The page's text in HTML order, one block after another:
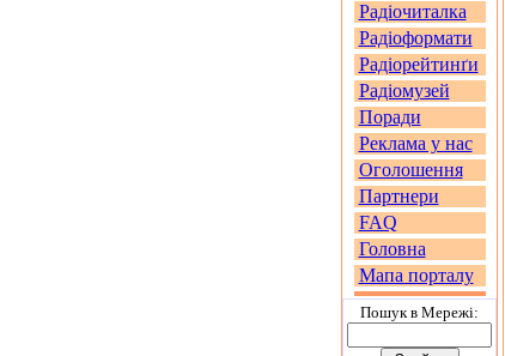
Радіочиталка
Радіоформати
Радіорейтинґи
Радіомузей
Поради
Реклама у нас
Оголошення
Партнери
FAQ
Головна
Мапа порталу
Пошук в Мережi: